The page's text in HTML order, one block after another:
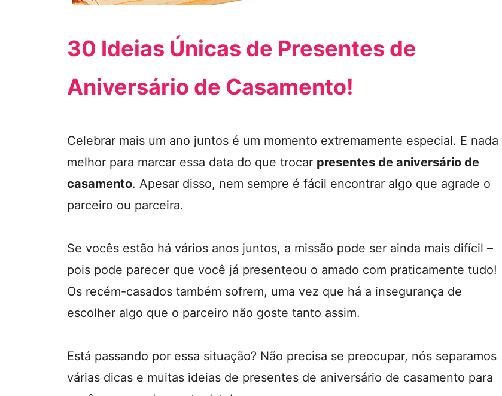
30 Ideias Únicas de Presentes de
Aniversário de Casamento!
Celebrar mais um ano juntos é um momento extremamente especial. E nada
melhor para marcar essa data do que trocar presentes de aniversário de
casamento. Apesar disso, nem sempre é fácil encontrar algo que agrade o
parceiro ou parceira.
Se vocês estão há vários anos juntos, a missão pode ser ainda mais difícil –
pois pode parecer que você já presenteou o amado com praticamente tudo!
Os recém-casados também sofrem, uma vez que há a insegurança de
escolher algo que o parceiro não goste tanto assim.
Está passando por essa situação? Não precisa se preocupar, nós separamos
várias dicas e muitas ideias de presentes de aniversário de casamento para